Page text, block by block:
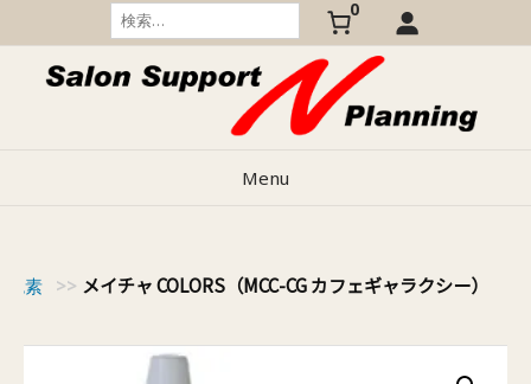
to
content
検
索:
0
Menu
素 >> メイチャ COLORS（MCC-CG カフェギャラクシー）